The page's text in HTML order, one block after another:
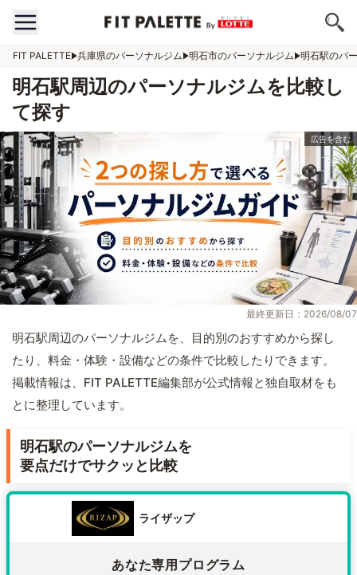
FIT PALETTE 兵庫県のパーソナルジム 明石市のパーソナルジム 明石駅のパ
明石駅周辺のパーソナルジムを比較し
て探す
最終更新日：2026/08/07
明石駅周辺のパーソナルジムを、目的別のおすすめから探し
たり、料金・体験・設備などの条件で比較したりできます。
掲載情報は、FIT PALETTE編集部が公式情報と独自取材をも
とに整理しています。
明石駅のパーソナルジムを
要点だけでサクッと比較
ライザップ
あなた専用プログラム